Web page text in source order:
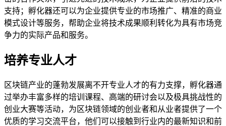
支持；孵化器还可以为企业提供专业的市场推广、精准的商业
模式设计等服务，帮助企业将技术成果顺利转化为具有市场竞
争力的实际产品和服务。
培养专业人才
区块链产业的蓬勃发展离不开专业人才的有力支撑，孵化器通
过举办丰富多样的培训课程、高端的研讨会以及极具挑战性的
创业大赛等活动，为区块链领域的创业者和从业者提供了一个
优质的学习交流平台，他们可以接触到行业内的最新知识和前